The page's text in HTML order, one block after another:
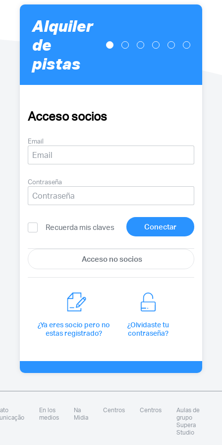
Alquiler
de
pistas
Acceso socios
Email
Contraseña
Recuerda mis claves
¿Ya eres socio pero no
estas registrado?
¿Olvidaste tu
contraseña?
En los
medios
Na
Midia
Centros Centros
Aulas de
grupo
Supera
Studio